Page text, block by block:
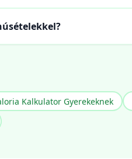
Kalkulator Gyerekeknek